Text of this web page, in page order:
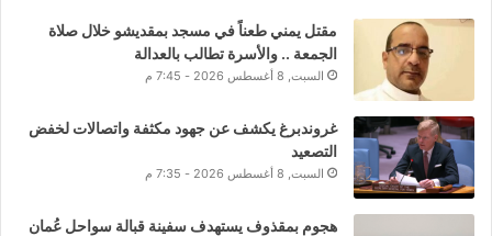
مقتل يمني طعناً في مسجد بمقديشو خلال صلاة
الجمعة .. والأسرة تطالب بالعدالة
السبت, 8 أغسطس 2026 - 7:45 م
غروندبرغ يكشف عن جهود مكثفة واتصالات لخفض
التصعيد
السبت, 8 أغسطس 2026 - 7:35 م
هجوم بمقذوف يستهدف سفينة قبالة سواحل عُمان